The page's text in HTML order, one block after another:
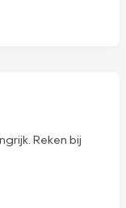
Reken bij